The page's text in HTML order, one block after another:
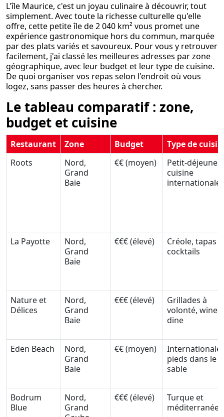
L'île Maurice, c'est un joyau culinaire à découvrir, tout
simplement. Avec toute la richesse culturelle qu'elle
offre, cette petite île de 2 040 km² vous promet une
expérience gastronomique hors du commun, marquée
par des plats variés et savoureux. Pour vous y retrouver
facilement, j'ai classé les meilleures adresses par zone
géographique, avec leur budget et leur type de cuisine.
De quoi organiser vos repas selon l'endroit où vous
logez, sans passer des heures à chercher.
Le tableau comparatif : zone,
budget et cuisine
Restaurant Zone Budget
Type de
Roots
Nord,
Grand
Baie
€€ (moyen)
Petit-déjeuner,
cuisine
internationale
La Payotte
Nord,
Grand
Baie
€€€ (élevé)
Créole, tapas
cocktails
Nature et
Délices
Nord,
Grand
Baie
€€€ (élevé)
Grillades à
volonté, wine
dine
Eden Beach
Nord,
Grand
Baie
€€ (moyen)
Internationale,
pieds dans le
sable
Bodrum
Blue
Nord,
Grand
€€€ (élevé)
Turque et